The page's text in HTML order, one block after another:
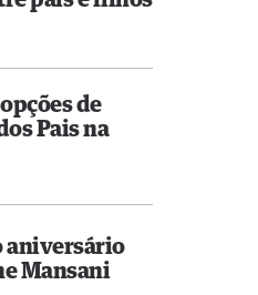
de
Pais na
aniversário
Mansani